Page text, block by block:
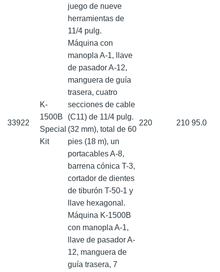
juego de nueve
herramientas de
11/4 pulg.
33922
K-
1500B
Special
Kit
Máquina con
manopla A-1, llave
de pasador A-12,
manguera de guía
trasera, cuatro
secciones de cable
(C11) de 11/4 pulg.
(32 mm), total de 60
pies (18 m), un
portacables A-8,
barrena cónica T-3,
cortador de dientes
de tiburón T-50-1 y
llave hexagonal.
220 210 95.0
Máquina K-1500B
con manopla A-1,
llave de pasador A-
12, manguera de
guía trasera, 7